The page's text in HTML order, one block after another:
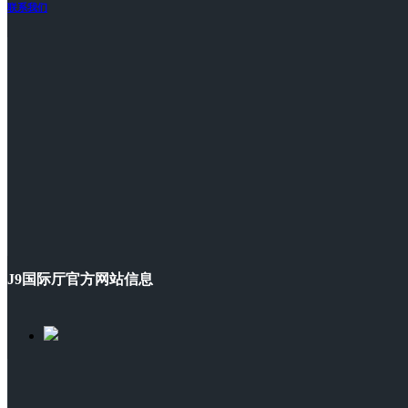
联系我们
J9国际厅官方网站信息